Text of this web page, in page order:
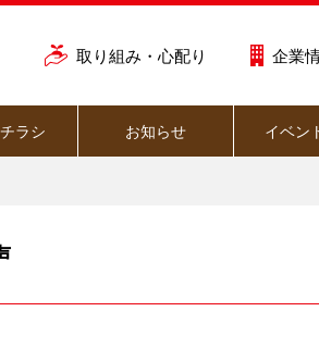
取り組み・心配り 企業
ラシ お知らせ イベン